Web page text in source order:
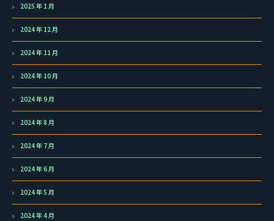
2025 年 1 月
2024 年 12 月
2024 年 11 月
2024 年 10 月
2024 年 9 月
2024 年 8 月
2024 年 7 月
2024 年 6 月
2024 年 5 月
2024 年 4 月